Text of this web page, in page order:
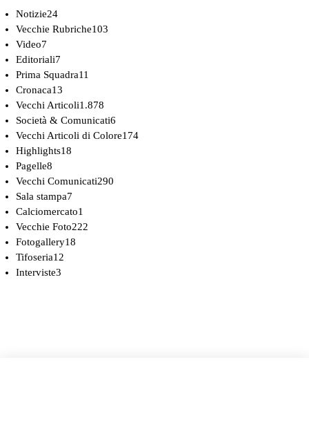
Notizie24
Vecchie Rubriche103
Video7
Editoriali7
Prima Squadra11
Cronaca13
Vecchi Articoli1.878
Società & Comunicati6
Vecchi Articoli di Colore174
Highlights18
Pagelle8
Vecchi Comunicati290
Sala stampa7
Calciomercato1
Vecchie Foto222
Fotogallery18
Tifoseria12
Interviste3